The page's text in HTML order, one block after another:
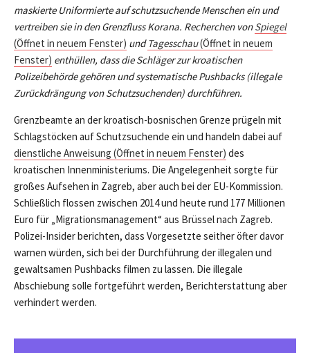
maskierte Uniformierte auf schutzsuchende Menschen ein und
vertreiben sie in den Grenzfluss Korana. Recherchen vonSpiegel
(Öffnet in neuem Fenster) undTagesschau(Öffnet in neuem
Fenster) enthüllen, dass die Schläger zur kroatischen
Polizeibehörde gehören und systematische Pushbacks (illegale
Zurückdrängung von Schutzsuchenden) durchführen.
Grenzbeamte an der kroatisch-bosnischen Grenze prügeln mit
Schlagstöcken auf Schutzsuchende ein und handeln dabei auf
dienstliche Anweisung (Öffnet in neuem Fenster) des
kroatischen Innenministeriums. Die Angelegenheit sorgte für
großes Aufsehen in Zagreb, aber auch bei der EU-Kommission.
Schließlich flossen zwischen 2014 und heute rund 177 Millionen
Euro für „Migrationsmanagement“ aus Brüssel nach Zagreb.
Polizei-Insider berichten, dass Vorgesetzte seither öfter davor
warnen würden, sich bei der Durchführung der illegalen und
gewaltsamen Pushbacks filmen zu lassen. Die illegale
Abschiebung solle fortgeführt werden, Berichterstattung aber
verhindert werden.